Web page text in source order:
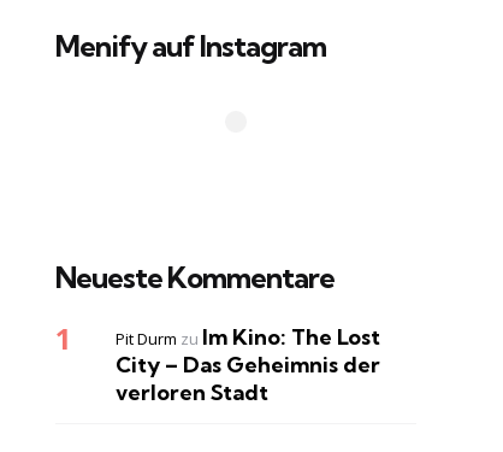
Menify auf Instagram
Neueste Kommentare
Pit Durm zu Im Kino: The Lost
City – Das Geheimnis der
verloren Stadt